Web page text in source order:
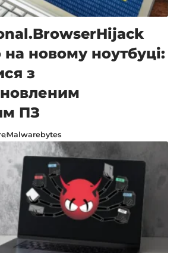
новому ноутбуці:
з
ПЗ
Malwarebytes